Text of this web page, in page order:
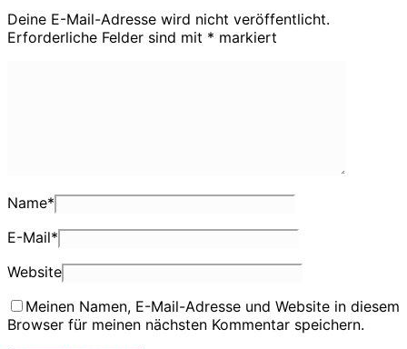
Deine E-Mail-Adresse wird nicht veröffentlicht.
Erforderliche Felder sind mit * markiert
Name*
E-Mail*
Website
Meinen Namen, E-Mail-Adresse und Website in diesem
Browser für meinen nächsten Kommentar speichern.